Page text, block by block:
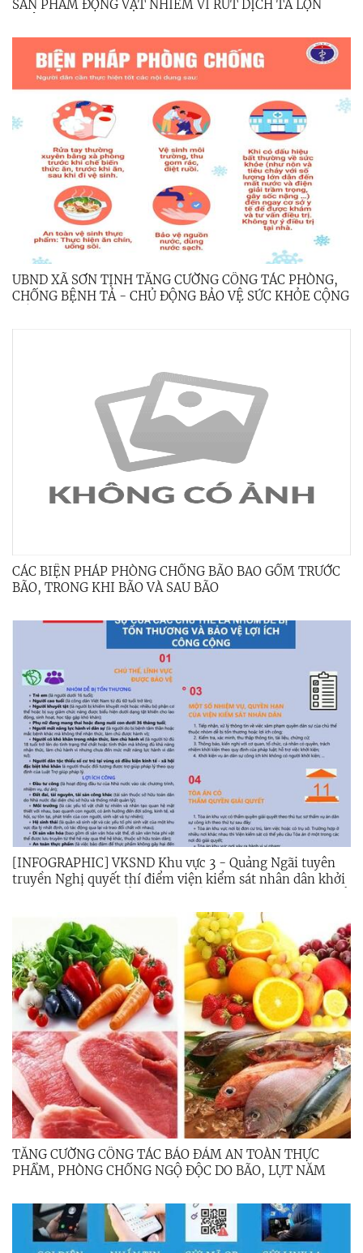
SẢN PHẨM ĐỘNG VẬT NHIỄM VI RÚT DỊCH TẢ LỢN
UBND XÃ SƠN TỊNH TĂNG CƯỜNG CÔNG TÁC PHÒNG,
CHỐNG BỆNH TẢ - CHỦ ĐỘNG BẢO VỆ SỨC KHỎE CỘNG
CÁC BIỆN PHÁP PHÒNG CHỐNG BÃO BAO GỒM TRƯỚC
BÃO, TRONG KHI BÃO VÀ SAU BÃO
[INFOGRAPHIC] VKSND Khu vực 3 - Quảng Ngãi tuyên
truyền Nghị quyết thí điểm viện kiểm sát nhân dân khởi
là nhóm dễ bị tổn thương và bảo vệ lợi ích công cộng
TĂNG CƯỜNG CÔNG TÁC BẢO ĐẢM AN TOÀN THỰC
PHẨM, PHÒNG CHỐNG NGỘ ĐỘC DO BÃO, LỤT NĂM